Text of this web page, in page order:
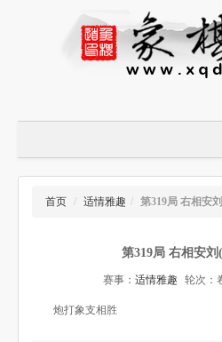
大师对局
首页 / 适情雅趣 / 第319局 右相安刘
第319局 右相安
赛事： 适情雅趣 轮次：
炮打象支相胜